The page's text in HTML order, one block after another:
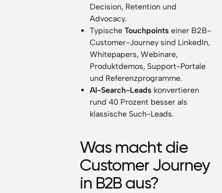
Decision, Retention und
Advocacy.
Typische Touchpoints einer B2B-
Customer-Journey sind LinkedIn,
Whitepapers, Webinare,
Produktdemos, Support-Portale
und Referenzprogramme.
AI-Search-Leads konvertieren
rund 40 Prozent besser als
klassische Such-Leads.
Was macht die
Customer Journey
in B2B aus?